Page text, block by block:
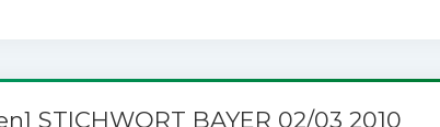
STICHWORT BAYER 02/03 2010